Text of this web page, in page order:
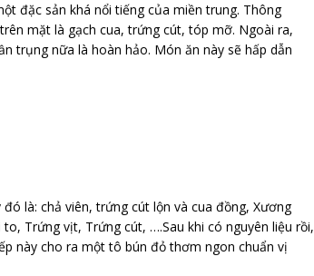
đặc sản khá nổi tiếng của miền trung. Thông
mặt là gạch cua, trứng cút, tóp mỡ. Ngoài ra,
trụng nữa là hoàn hảo. Món ăn này sẽ hấp dẫn
là: chả viên, trứng cút lộn và cua đồng, Xương
Trứng vịt, Trứng cút, ….Sau khi có nguyên liệu rồi,
này cho ra một tô bún đỏ thơm ngon chuẩn vị